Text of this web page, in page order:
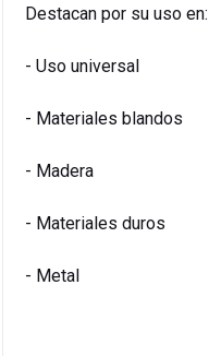
Destacan por su uso en:
- Uso universal
- Materiales blandos
- Madera
- Materiales duros
- Metal